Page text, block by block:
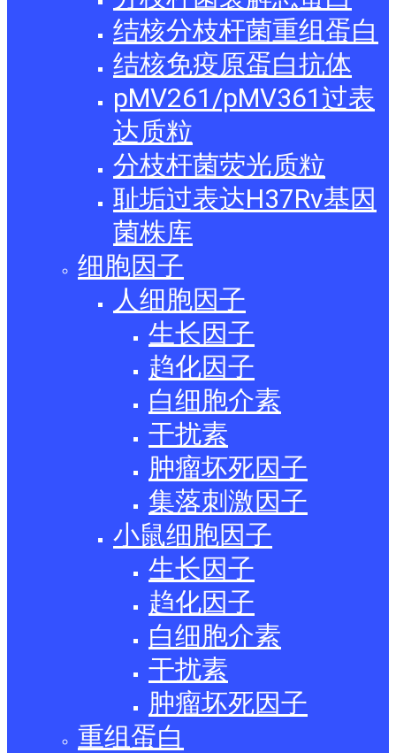
结核分枝杆菌重组蛋白
结核免疫原蛋白抗体
pMV261/pMV361过表
达质粒
分枝杆菌荧光质粒
耻垢过表达H37Rv基因
菌株库
细胞因子
人细胞因子
生长因子
趋化因子
白细胞介素
干扰素
肿瘤坏死因子
集落刺激因子
小鼠细胞因子
生长因子
趋化因子
白细胞介素
干扰素
肿瘤坏死因子
重组蛋白